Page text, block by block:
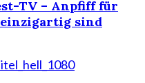
TV – Anpfiff für
sind